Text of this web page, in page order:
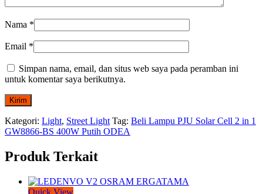
Nama *
Email *
Simpan nama, email, dan situs web saya pada peramban ini
untuk komentar saya berikutnya.
Kategori: Light, Street Light Tag: Beli Lampu PJU Solar Cell 2 in 1
GW8866-BS 400W Putih ODEA
Produk Terkait
Quick View